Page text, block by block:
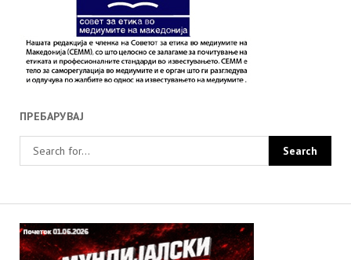
ПРЕБАРУВАЈ